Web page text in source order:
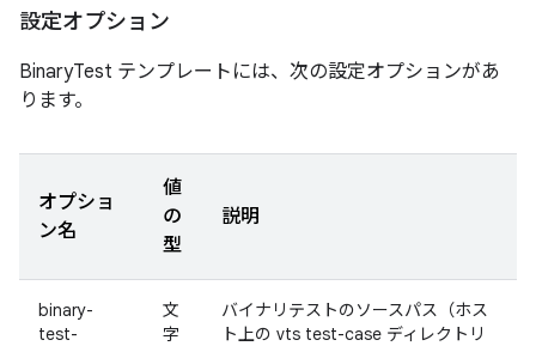
設定オプション
BinaryTest テンプレートには、次の設定オプションがあ
ります。
オプショ
ン名
値
の
型
説明
binary-
test-
文
字
バイナリテストのソースパス（ホス
ト上の vts test-case ディレクトリ